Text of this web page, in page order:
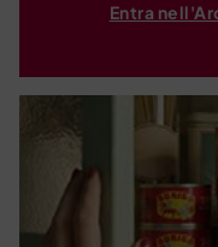
Entra